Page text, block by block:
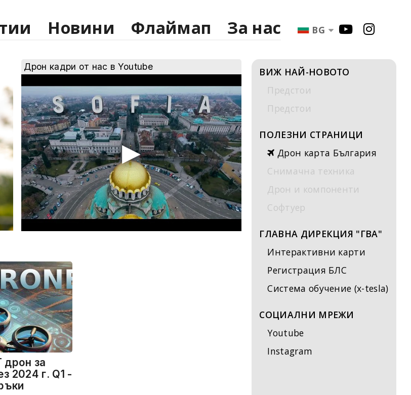
Новини Флаймап За нас BG
Дрон кадри от нас в Youtube
за
2024 г. Q1 -
ВИЖ НАЙ-НОВОТО
Предстои
Предстои
ПОЛЕЗНИ СТРАНИЦИ
Дрон карта България
Снимачна техника
Дрон и компоненти
Софтуер
ГЛАВНА ДИРЕКЦИЯ "ГВА"
Интерактивни карти
Регистрация БЛС
Система обучение (x-tesla)
СОЦИАЛНИ МРЕЖИ
Youtube
Instagram